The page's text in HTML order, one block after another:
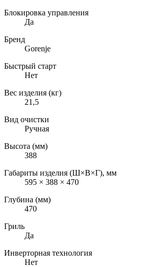
Блокировка управления
Да
Бренд
Gorenje
Быстрый старт
Нет
Вес изделия (кг)
21,5
Вид очистки
Ручная
Высота (мм)
388
Габариты изделия (Ш×В×Г), мм
595 × 388 × 470
Глубина (мм)
470
Гриль
Да
Инверторная технология
Нет